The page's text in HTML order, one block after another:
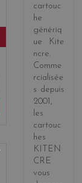
cartouc
he
génériq
ue
Kite
ncre.
Comme
rcialisée
s depuis
2001 ,
les
cartouc
hes
KITEN
CRE
vous